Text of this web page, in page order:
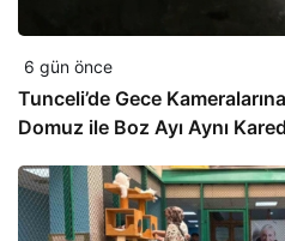
6 gün önce
Tunceli’de Gece
Domuz ile Boz Ayı Aynı